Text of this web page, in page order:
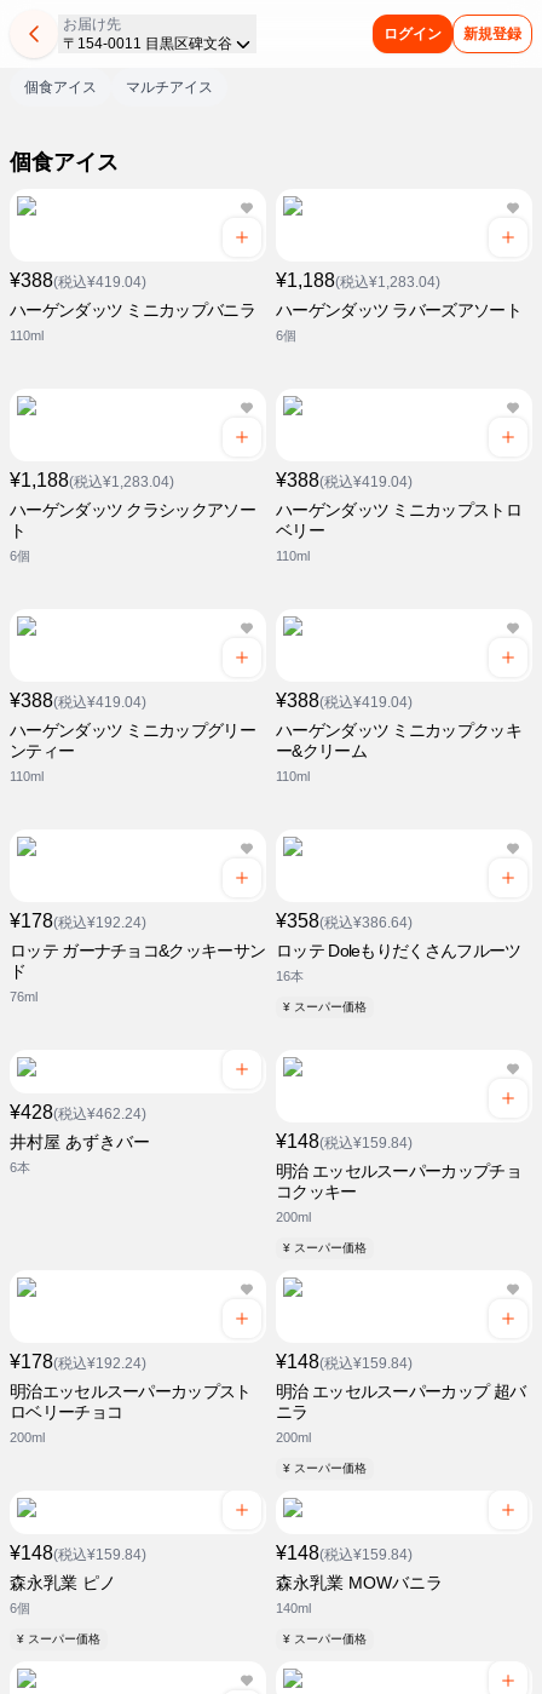
お届け先
〒154-0011 目黒区碑文谷
ログイン 新規登録
個食アイス マルチアイス
個食アイス
¥388(税込¥419.04)
ハーゲンダッツ ミニカップバニラ
110ml
¥1,188(税込¥1,283.04)
ハーゲンダッツ ラバーズアソート
6個
¥1,188(税込¥1,283.04)
ハーゲンダッツ クラシックアソー
ト
6個
¥388(税込¥419.04)
ハーゲンダッツ ミニカップストロ
ベリー
110ml
¥388(税込¥419.04)
ハーゲンダッツ ミニカップグリー
ンティー
110ml
¥388(税込¥419.04)
ハーゲンダッツ ミニカップクッキ
ー&クリーム
110ml
¥178(税込¥192.24)
ロッテ ガーナチョコ&クッキーサン
ド
76ml
¥358(税込¥386.64)
ロッテ Doleもりだくさんフルーツ
16本
¥ スーパー価格
¥428(税込¥462.24)
井村屋 あずきバー
6本
¥148(税込¥159.84)
明治 エッセルスーパーカップチョ
コクッキー
200ml
¥ スーパー価格
¥178(税込¥192.24)
明治エッセルスーパーカップスト
ロベリーチョコ
200ml
¥148(税込¥159.84)
明治 エッセルスーパーカップ 超バ
ニラ
200ml
¥ スーパー価格
¥148(税込¥159.84)
森永乳業 ピノ
6個
¥ スーパー価格
¥148(税込¥159.84)
森永乳業 MOWバニラ
140ml
¥ スーパー価格